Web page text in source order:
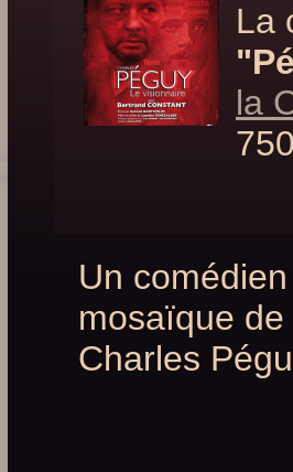
La
la
Un
mosaïque
Charles